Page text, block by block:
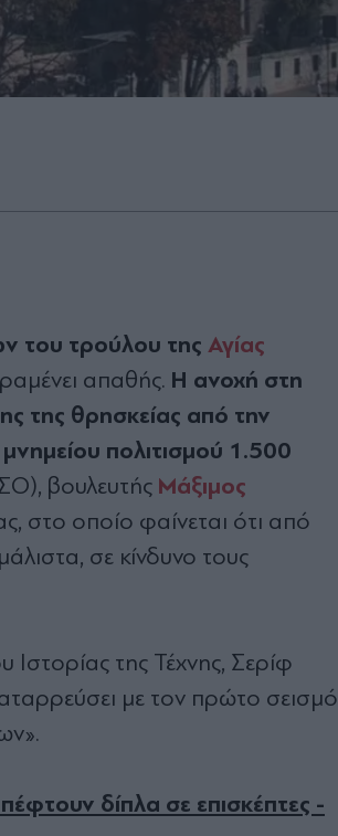
του τρούλου της Αγίας
απαθής. Η ανοχή στη
της θρησκείας από την
πολιτισμού 1.500
βουλευτής Μάξιμος
στο οποίο φαίνεται ότι από
σε κίνδυνο τους
της Τέχνης, Σερίφ
με τον πρώτο σεισμό
δίπλα σε επισκέπτες -